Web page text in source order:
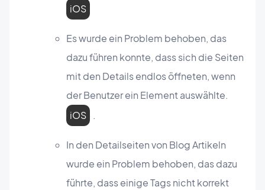
iOS
Es wurde ein Problem behoben, das
dazu führen konnte, dass sich die Seiten
mit den Details endlos öffneten, wenn
der Benutzer ein Element auswählte.
iOS .
In den Detailseiten von Blog Artikeln
wurde ein Problem behoben, das dazu
führte, dass einige Tags nicht korrekt